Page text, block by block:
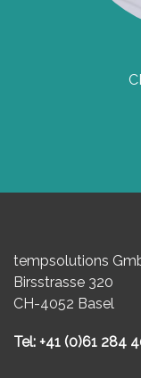
tempsolutions
Birsstrasse 320
CH-4052 Basel
Tel: +41 (0)61 284